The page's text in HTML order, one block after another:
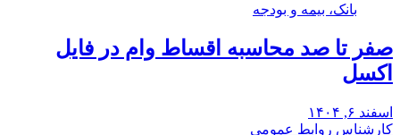
بانک، بیمه و بودجه
صفر تا صد محاسبه اقساط وام در فایل
اکسل
اسفند ۶, ۱۴۰۴
کارشناس روابط عمومی